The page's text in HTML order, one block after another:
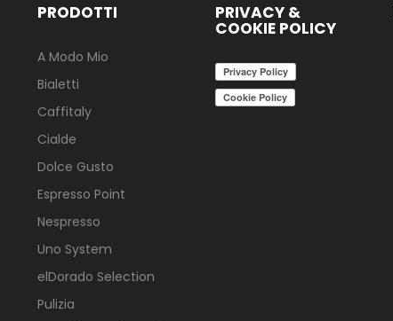
PRODOTTI
A Modo Mio
Bialetti
Caffitaly
Cialde
Dolce Gusto
Espresso Point
Nespresso
Uno System
elDorado Selection
Pulizia
PRIVACY &
COOKIE POLICY